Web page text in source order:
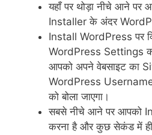
यहाँ पर थोड़ा नीचे आने पर
Installer के अंदर
Install WordPress पर
WordPress Settings
आपको अपने वेबसाइट का
WordPress
को बोला जाएगा।
सबसे नीचे आने पर आपको
करना है और कुछ सेकंड में